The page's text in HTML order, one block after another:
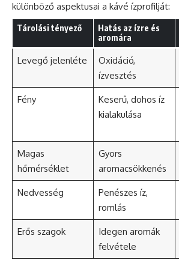
különböző aspektusai a kávé ízprofilját:
Tárolási tényező
Hatás az ízre és
aromára
Levegő jelenléte
Oxidáció,
ízvesztés
Fény Keserű, dohos íz
kialakulása
Magas
hőmérséklet
Gyors
aromacsökkenés
Nedvesség
Penészes íz,
romlás
Erős szagok
Idegen aromák
felvétele